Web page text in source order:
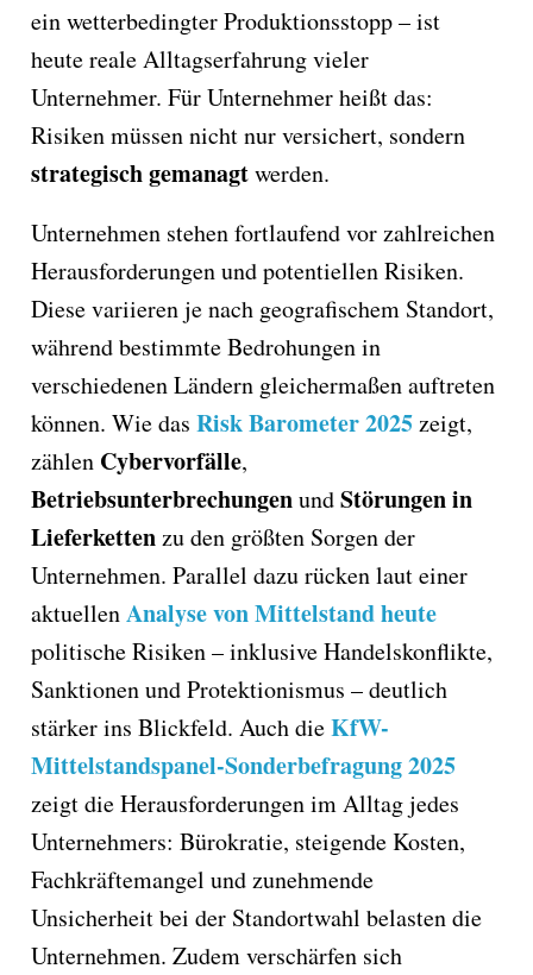
ein wetterbedingter Produktionsstopp – ist
heute reale Alltagserfahrung vieler
Unternehmer. Für Unternehmer heißt das:
Risiken müssen nicht nur versichert, sondern
strategisch gemanagtwerden.
Unternehmen stehen fortlaufend vor zahlreichen
Herausforderungen und potentiellen Risiken.
Diese variieren je nach geografischem Standort,
während bestimmte Bedrohungen in
verschiedenen Ländern gleichermaßen auftreten
können. Wie das Risk Barometer 2025zeigt,
zählen Cybervorfälle,
BetriebsunterbrechungenundStörungen in
Lieferkettenzu den größten Sorgen der
Unternehmen. Parallel dazu rücken laut einer
aktuellenAnalyse von Mittelstand heute
politische Risiken – inklusive Handelskonflikte,
Sanktionen und Protektionismus – deutlich
stärker ins Blickfeld. Auch dieKfW-
Mittelstandspanel-Sonderbefragung 2025
zeigt die Herausforderungen im Alltag jedes
Unternehmers: Bürokratie, steigende Kosten,
Fachkräftemangel und zunehmende
Unsicherheit bei der Standortwahl belasten die
Unternehmen. Zudem verschärfen sich